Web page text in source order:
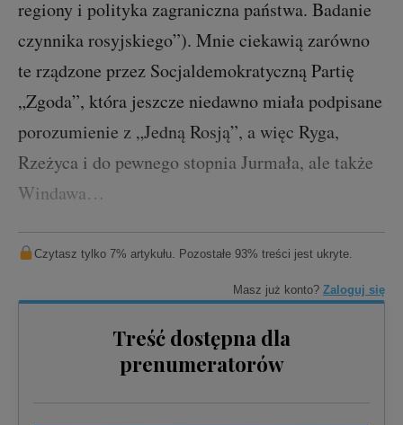
regiony i polityka zagraniczna państwa. Badanie
czynnika rosyjskiego”). Mnie ciekawią zarówno
te rządzone przez Socjaldemokratyczną Partię
„Zgoda”, która jeszcze niedawno miała podpisane
porozumienie z „Jedną Rosją”, a więc Ryga,
Rzeżyca i do pewnego stopnia Jurmała, ale także
Windawa…
Czytasz tylko 7% artykułu. Pozostałe 93% treści jest ukryte.
Masz już konto? Zaloguj się
Treść dostępna dla
prenumeratorów